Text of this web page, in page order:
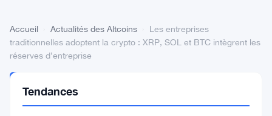
Accueil Actualités des Altcoins
Les entreprises
traditionnelles adoptent la crypto : XRP, SOL et BTC intègrent les
réserves d’entreprise
DES
ALTCOINS
Tendances